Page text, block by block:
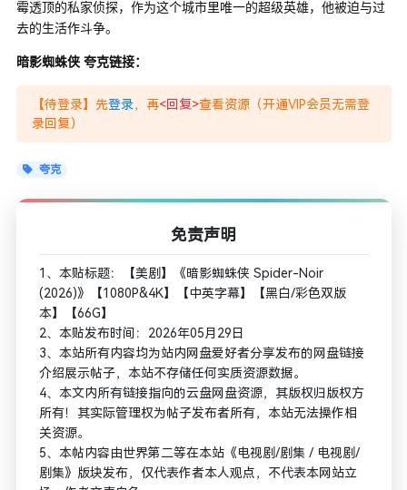
霉透顶的私家侦探，作为这个城市里唯一的超级英雄，他被迫与过
去的生活作斗争。
暗影蜘蛛侠 夸克链接：
【待登录】先登录，再<回复>查看资源（开通VIP会员无需登
录回复）
夸克
免责声明
1、本贴标题：【美剧】《暗影蜘蛛侠 Spider-Noir
(2026)》【1080P&4K】【中英字幕】【黑白/彩色双版
本】【66G】
2、本贴发布时间：2026年05月29日
3、本站所有内容均为站内网盘爱好者分享发布的网盘链接
介绍展示帖子，本站不存储任何实质资源数据。
4、本文内所有链接指向的云盘网盘资源，其版权归版权方
所有！其实际管理权为帖子发布者所有，本站无法操作相
关资源。
5、本帖内容由世界第二等在本站《电视剧/剧集 / 电视剧/
剧集》版块发布，仅代表作者本人观点，不代表本网站立